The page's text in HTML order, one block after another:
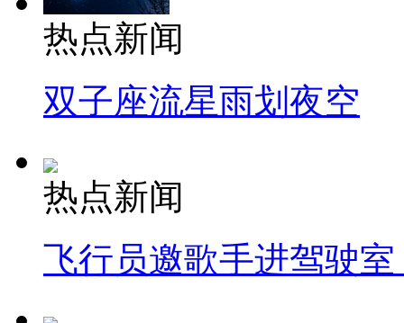
热点新闻
双子座流星雨划夜空
热点新闻
飞行员邀歌手进驾驶